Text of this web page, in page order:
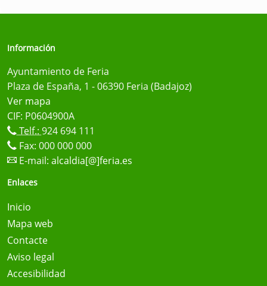
Información
Ayuntamiento de Feria
Plaza de España, 1 - 06390 Feria (Badajoz)
Ver mapa
CIF: P0604900A
Telf.: 924 694 111
Fax: 000 000 000
E-mail: alcaldia[@]feria.es
Enlaces
Inicio
Mapa web
Contacte
Aviso legal
Accesibilidad